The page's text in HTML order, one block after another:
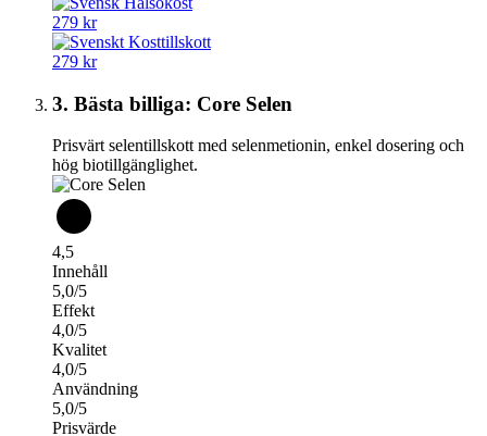
279 kr
279 kr
3. Bästa billiga: Core Selen
Prisvärt selentillskott med selenmetionin, enkel dosering och
hög biotillgänglighet.
4,5
Innehåll
5,0/5
Effekt
4,0/5
Kvalitet
4,0/5
Användning
5,0/5
Prisvärde